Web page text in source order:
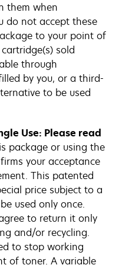
them when
do not accept these
to your point of
sold
through
by you, or a third-
to be used
Use: Please read
package or using the
your acceptance
This patented
price subject to a
used only once.
to return it only
and/or recycling.
to stop working
of toner. A variable